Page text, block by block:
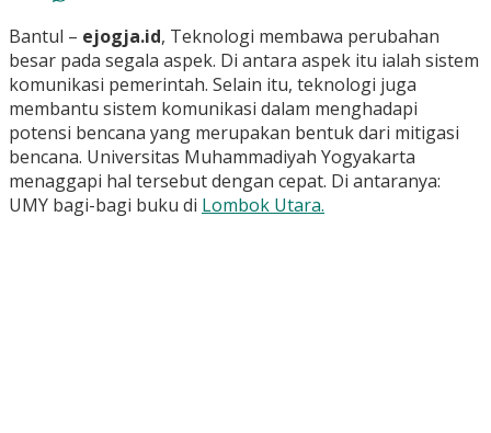
Bantul – ejogja.id, Teknologi membawa perubahan
besar pada segala aspek. Di antara aspek itu ialah sistem
komunikasi pemerintah. Selain itu, teknologi juga
membantu sistem komunikasi dalam menghadapi
potensi bencana yang merupakan bentuk dari mitigasi
bencana. Universitas Muhammadiyah Yogyakarta
menaggapi hal tersebut dengan cepat. Di antaranya:
UMY bagi-bagi buku di Lombok Utara.